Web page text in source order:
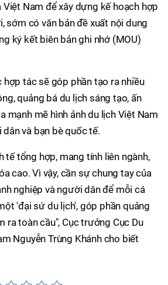
Việt Nam để xây dựng kế hoạch hợp
sớm có văn bản đề xuất nội dung
ký kết biên bản ghi nhớ (MOU)
hợp tác sẽ góp phần tạo ra nhiều
quảng bá du lịch sáng tạo, ấn
mạnh mẽ hình ảnh du lịch Việt Nam
và bạn bè quốc tế.
tế tổng hợp, mang tính liên ngành,
cao. Vì vậy, cần sự chung tay của
nghiệp và người dân để mỗi cá
'đại sứ du lịch', góp phần quảng
ra toàn cầu", Cục trưởng Cục Du
Nguyễn Trùng Khánh cho biết